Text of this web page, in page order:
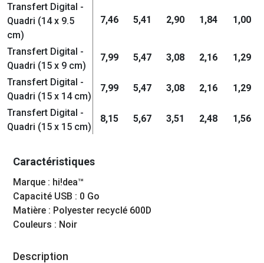
Transfert Digital -
Quadri (14 x 9.5
cm)
7,46 5,41 2,90 1,84 1,00
Transfert Digital -
Quadri (15 x 9 cm)
7,99 5,47 3,08 2,16 1,29
Transfert Digital -
Quadri (15 x 14 cm)
7,99 5,47 3,08 2,16 1,29
Transfert Digital -
Quadri (15 x 15 cm)
8,15 5,67 3,51 2,48 1,56
Caractéristiques
Marque : hi!dea™
Capacité USB : 0 Go
Matière : Polyester recyclé 600D
Couleurs : Noir
Description